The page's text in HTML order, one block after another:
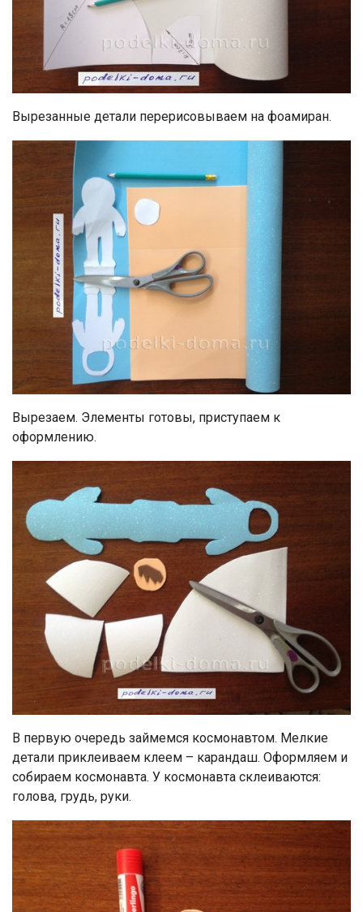
Вырезанные детали перерисовываем на фоамиран.
Вырезаем. Элементы готовы, приступаем к
оформлению.
В первую очередь займемся космонавтом. Мелкие
детали приклеиваем клеем – карандаш. Оформляем и
собираем космонавта. У космонавта склеиваются:
голова, грудь, руки.